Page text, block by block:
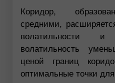
Коридор,
средними,
волатильности
волатильность
ценой границ
оптимальные точки